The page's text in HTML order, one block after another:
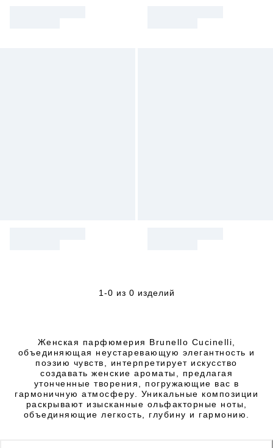
1-0 из 0 изделий
Женская парфюмерия Brunello Cucinelli,
объединяющая неустаревающую элегантность и
поэзию чувств, интерпретирует искусство
создавать женские ароматы, предлагая
утонченные творения, погружающие вас в
гармоничную атмосферу. Уникальные композиции
раскрывают изысканные ольфакторные ноты,
объединяющие легкость, глубину и гармонию.